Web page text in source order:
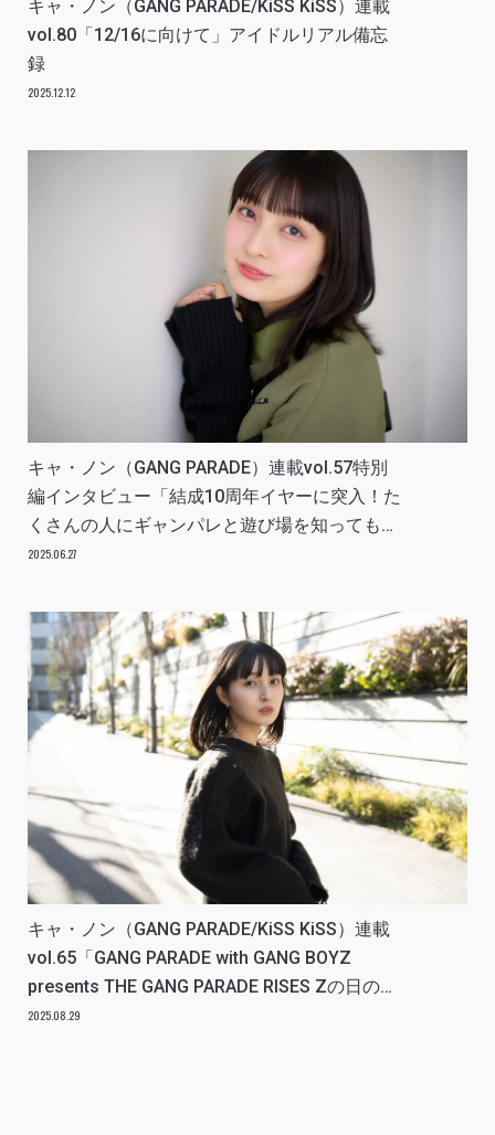
キャ・ノン（GANG PARADE/KiSS KiSS）連載
vol.80「12/16に向けて」アイドルリアル備忘
録
2025.12.12
キャ・ノン（GANG PARADE）連載vol.57特別
編インタビュー「結成10周年イヤーに突入！た
くさんの人にギャンパレと遊び場を知ってもら
いたい」アイドルリアル備忘録
2025.06.27
キャ・ノン（GANG PARADE/KiSS KiSS）連載
vol.65「GANG PARADE with GANG BOYZ
presents THE GANG PARADE RISES Zの日のこ
と」アイドルリアル備忘録
2025.08.29